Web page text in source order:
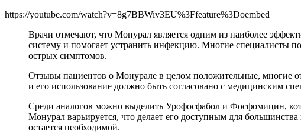
https://youtube.com/watch?v=8g7BBWiv3EU%3Ffeature%3Doembed
Врачи отмечают, что Монурал является одним из наиболее
систему и помогает устранить инфекцию. Многие специалисты
острых симптомов.
Отзывы пациентов о Монурале в целом положительные, многие
и его использование должно быть согласовано с медицинским
Среди аналогов можно выделить Урофосфабол и Фосфомицин,
Монурал варьируется, что делает его доступным для
остается необходимой.